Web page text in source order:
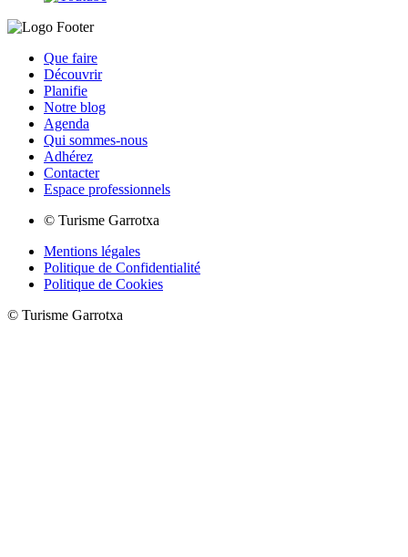
Que faire
Découvrir
Planifie
Notre blog
Agenda
Qui sommes-nous
Adhérez
Contacter
Espace professionnels
© Turisme Garrotxa
Mentions légales
Politique de Confidentialité
Politique de Cookies
© Turisme Garrotxa